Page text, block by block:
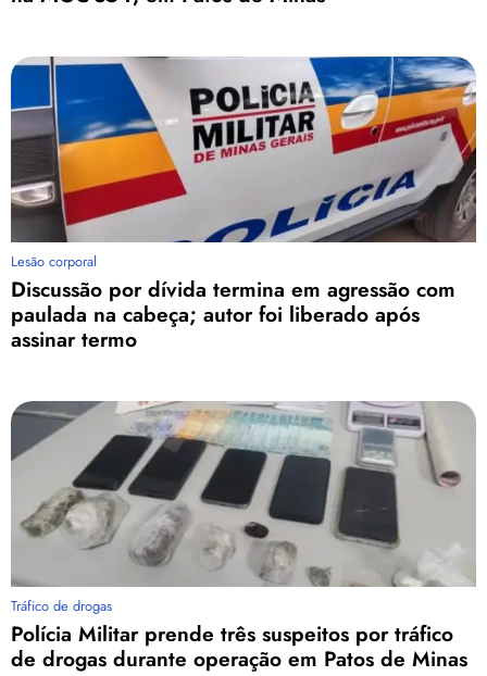
Lesão corporal
Discussão por dívida termina em agressão com
paulada na cabeça; autor foi liberado após
assinar termo
Tráfico de drogas
Polícia Militar prende três suspeitos por tráfico
de drogas durante operação em Patos de Minas